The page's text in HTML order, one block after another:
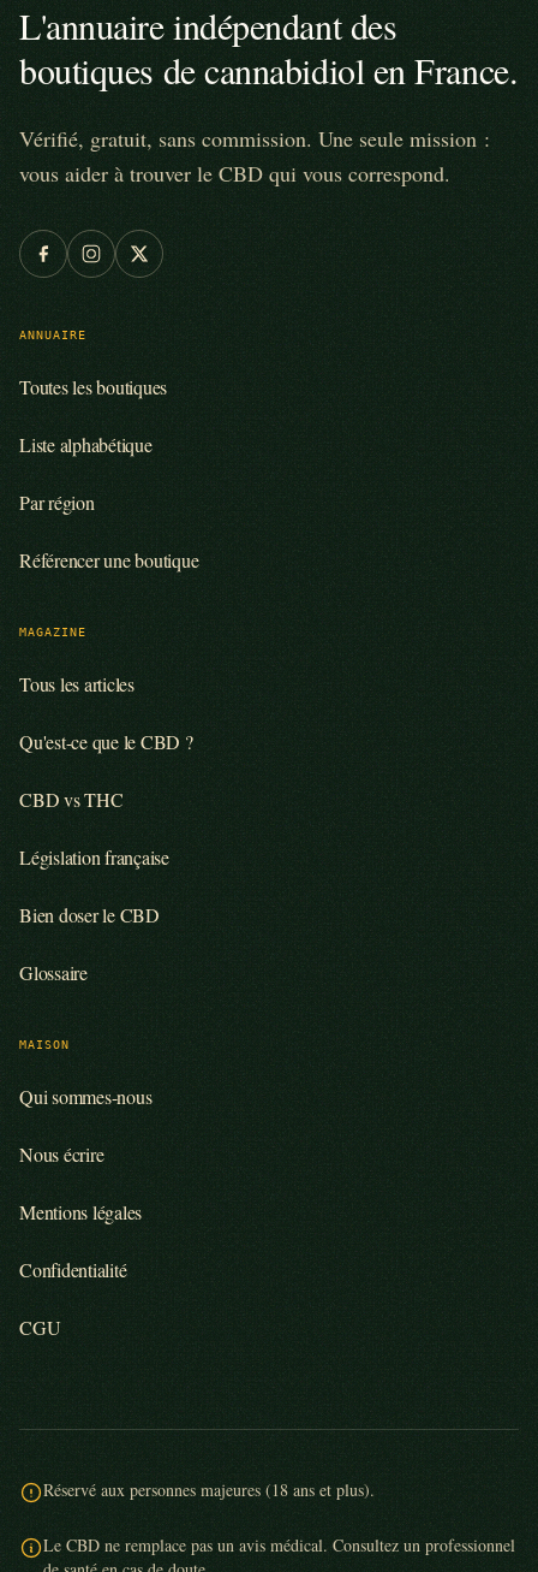
L'annuaire indépendant des
boutiques de cannabidiol en France.
Vérifié, gratuit, sans commission. Une seule mission :
vous aider à trouver le CBD qui vous correspond.
ANNUAIRE
Toutes les boutiques
Liste alphabétique
Par région
Référencer une boutique
MAGAZINE
Tous les articles
Qu'est-ce que le CBD ?
CBD vs THC
Législation française
Bien doser le CBD
Glossaire
MAISON
Qui sommes-nous
Nous écrire
Mentions légales
Confidentialité
CGU
Réservé aux personnes majeures (18 ans et plus).
Le CBD ne remplace pas un avis médical. Consultez un professionnel